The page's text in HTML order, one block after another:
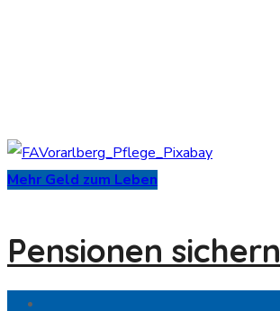
Mehr Geld zum Leben
Pensionen sichern